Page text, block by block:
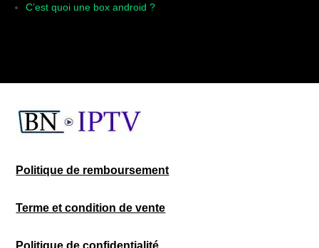
C’est quoi une box android ?
Politique de remboursement
Terme et condition de vente
Politique de confidentialité